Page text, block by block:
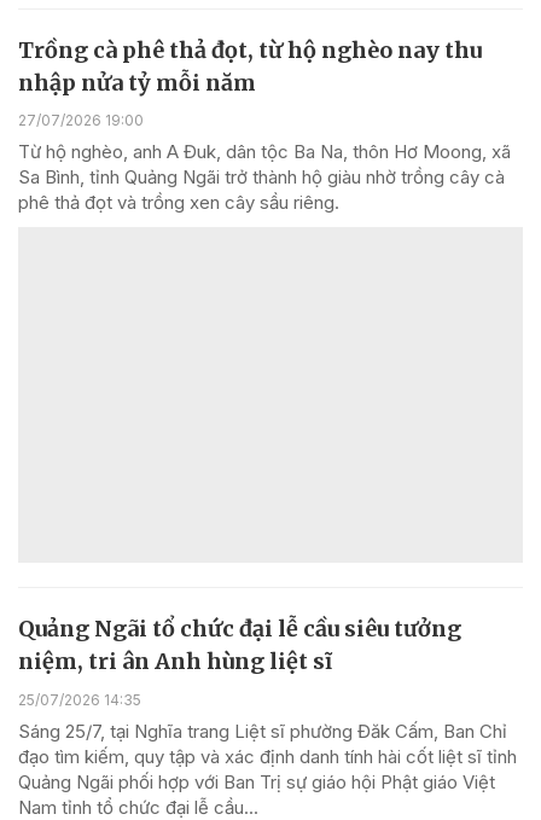
Trồng cà phê thả đọt, từ hộ nghèo nay thu
nhập nửa tỷ mỗi năm
27/07/2026 19:00
Từ hộ nghèo, anh A Đuk, dân tộc Ba Na, thôn Hơ Moong, xã
Sa Bình, tỉnh Quảng Ngãi trở thành hộ giàu nhờ trồng cây cà
phê thả đọt và trồng xen cây sầu riêng.
Quảng Ngãi tổ chức đại lễ cầu siêu tưởng
niệm, tri ân Anh hùng liệt sĩ
25/07/2026 14:35
Sáng 25/7, tại Nghĩa trang Liệt sĩ phường Đăk Cấm, Ban Chỉ
đạo tìm kiếm, quy tập và xác định danh tính hài cốt liệt sĩ tỉnh
Quảng Ngãi phối hợp với Ban Trị sự giáo hội Phật giáo Việt
Nam tỉnh tổ chức đại lễ cầu...